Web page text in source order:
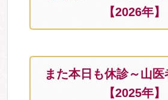
【2026年】
また本日も休診～山医
【2025年】